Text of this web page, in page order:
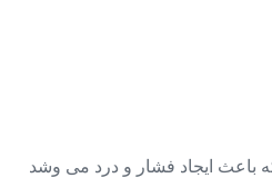
باعث ایجاد فشار و درد می وشد